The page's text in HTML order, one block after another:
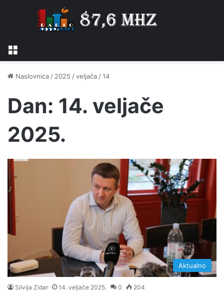
Naslovnica / 2025 /veljača /14
Dan: 14. veljače
2025.
Aktualno
Silvija Zidar 14. veljače 2025. 0 204